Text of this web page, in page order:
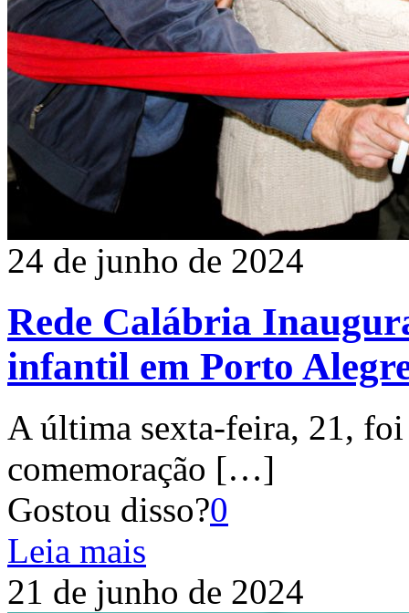
24 de junho de 2024
Rede Calábria
infantil em Porto
A última sexta-feira, 21, foi
comemoração […]
Gostou disso?0
Leia mais
21 de junho de 2024